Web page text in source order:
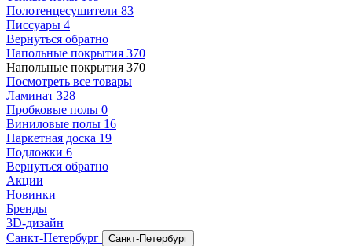
Полотенцесушители 83
Писсуары 4
Вернуться обратно
Напольные покрытия 370
Напольные покрытия 370
Посмотреть все товары
Ламинат 328
Пробковые полы 0
Виниловые полы 16
Паркетная доска 19
Подложки 6
Вернуться обратно
Акции
Новинки
Бренды
3D-дизайн
Санкт-Петербург
Санкт-Петербург